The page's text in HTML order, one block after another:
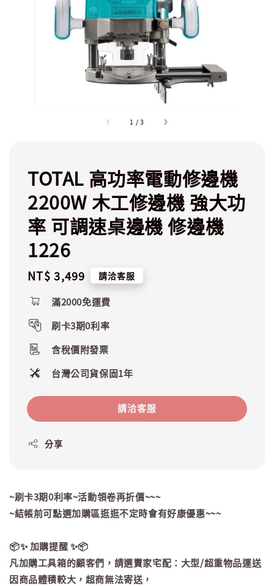
1 /3
TOTAL 高功率電動修邊機
2200W 木工修邊機 強大功
率 可調速桌邊機 修邊機
1226
Regular
NT$ 3,499 請洽客服
滿2000免運費
刷卡3期0利率
含稅價附發票
台灣公司貨保固1年
請洽客服
分享
~刷卡3期0利率~活動領卷再折價~~~
~結帳前可點選加購區逛逛不定時會有好康優惠~~~
📦✨ 加購提醒 ✨📦
凡加購工具箱的顧客們，請選賣家宅配：大型/超重物品運送
因商品體積較大，超商無法寄送，